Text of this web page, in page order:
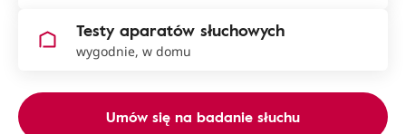
Testy aparatów słuchowych
wygodnie, w domu
Umów się na badanie słuchu